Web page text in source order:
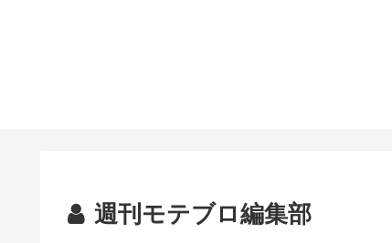
週刊モテブロ編集部